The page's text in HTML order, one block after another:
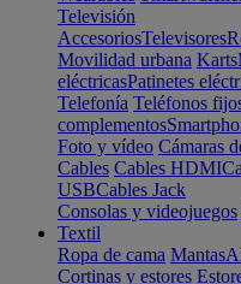
Televisión
AccesoriosTelevisores
Movilidad urbana Karts
eléctricasPatinetes
Telefonía Teléfonos
complementos
Foto y vídeo Cámaras
Cables Cables HDMI
USBCables Jack
Consolas y videojuegos
Textil
Ropa de cama Mantas
Cortinas y estores